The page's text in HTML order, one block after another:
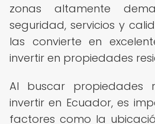
zonas altamente
seguridad, servicios y
las convierte en
invertir en propiedades
Al buscar propiedades
invertir en Ecuador, es
factores como la